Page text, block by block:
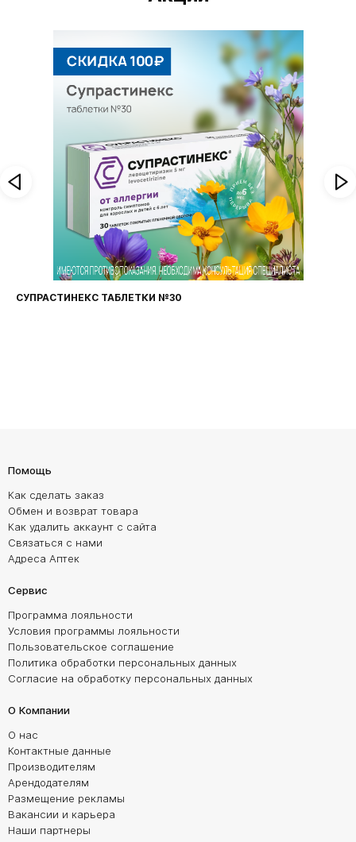
ФАРИНГОСЕПТ ТАБЛЕТКИ №20
Помощь
Как сделать заказ
Обмен и возврат товара
Как удалить аккаунт с сайта
Связаться с нами
Адреса Аптек
Сервис
Программа лояльности
Условия программы лояльности
Пользовательское соглашение
Политика обработки персональных данных
Согласие на обработку персональных данных
О Компании
О нас
Контактные данные
Производителям
Арендодателям
Размещение рекламы
Вакансии и карьера
Наши партнеры